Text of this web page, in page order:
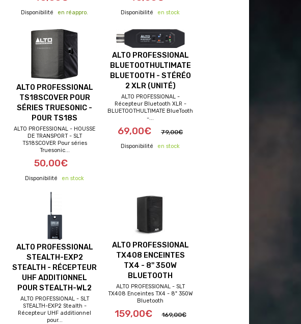
en réappro. en stock
ALTO PROFESSIONAL
TS18SCOVER POUR
SÉRIES TRUESONIC -
POUR TS18S
ALTO PROFESSIONAL - HOUSSE
DE TRANSPORT - SLT
TS18SCOVER Pour séries
Truesonic...
50,00€
en stock
ALTO PROFESSIONAL
BLUETOOTHULTIMATE
BLUETOOTH - STÉRÉO
2 XLR (UNITÉ)
ALTO PROFESSIONAL -
Récepteur Bluetooth XLR -
BLUETOOTHULTIMATE BlueTooth
-...
69,00€ 79,00€
en stock
ALTO PROFESSIONAL
STEALTH-EXP2
STEALTH - RÉCEPTEUR
UHF ADDITIONNEL
POUR STEALTH-WL2
ALTO PROFESSIONAL - SLT
STEALTH-EXP2 Stealth -
Récepteur UHF additionnel
pour...
frais de port offerts
ALTO PROFESSIONAL
TX408 ENCEINTES
TX4 - 8'' 350W
BLUETOOTH
ALTO PROFESSIONAL - SLT
TX408 Enceintes TX4 - 8" 350W
Bluetooth
159,00€ 169,00€
frais de port offerts